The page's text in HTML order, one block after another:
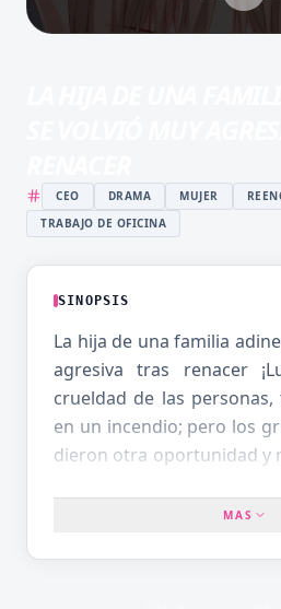
CEO DRAMA MUJER
TRABAJO DE OFICINA
SINOPSIS
La hija de una familia
agresiva tras renacer
crueldad de las
en un incendio; pero los
dieron otra oportunidad y
su destino, Luchando
MAS